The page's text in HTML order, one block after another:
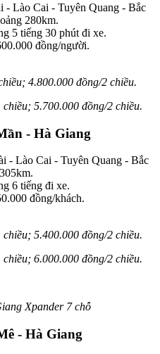
Lào Cai - Tuyên Quang - Bắc
280km.
5 tiếng 30 phút đi xe.
đồng/người.
4.800.000 đồng/2 chiều.
5.700.000 đồng/2 chiều.
- Hà Giang
- Lào Cai - Tuyên Quang - Bắc
6 tiếng đi xe.
đồng/khách.
5.400.000 đồng/2 chiều.
6.000.000 đồng/2 chiều.
Xpander 7 chỗ
- Hà Giang